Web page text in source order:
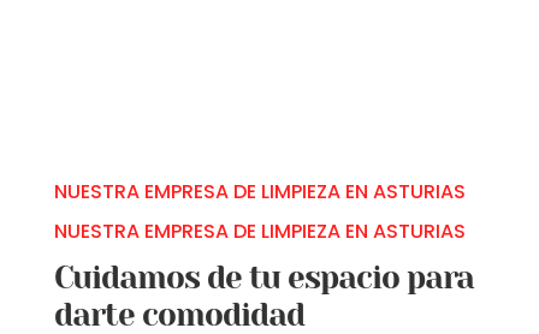
NUESTRA EMPRESA DE LIMPIEZA EN ASTURIAS
NUESTRA EMPRESA DE LIMPIEZA EN ASTURIAS
Cuidamos de tu espacio para
darte comodidad